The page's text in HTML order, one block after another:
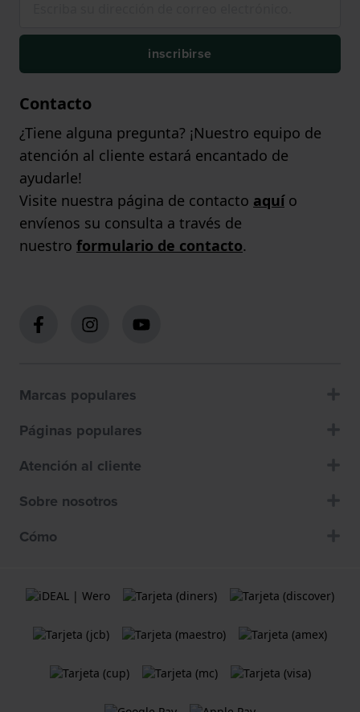
inscribirse
Contacto
¿Tiene alguna pregunta? ¡Nuestro equipo de
atención al cliente estará encantado de
ayudarle!
Visite nuestra página de contacto aquío
envíenos su consulta a través de
nuestro formulario de contacto.
Marcas populares
Páginas populares
Atención al cliente
Sobre nosotros
Cómo